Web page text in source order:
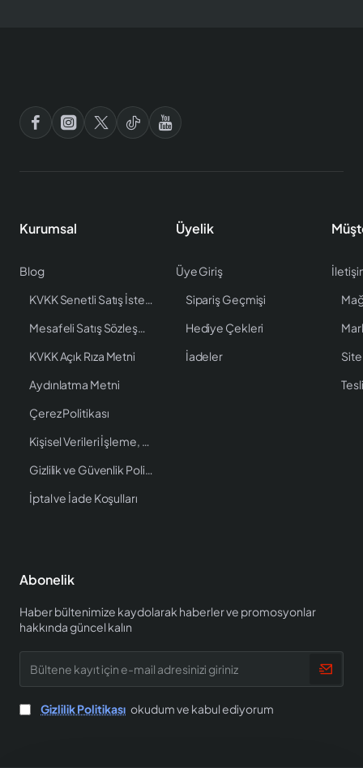
Kurumsal
Blog
KVKK Senetli Satış İstenen Bilgiler
Mesafeli Satış Sözleşmesi
KVKK Açık Rıza Metni
Aydınlatma Metni
Çerez Politikası
Kişisel Verileri İşleme, Saklama ve İmha Politikası
Gizlilik ve Güvenlik Politikası
İptal ve İade Koşulları
Üyelik
Üye Giriş
Sipariş Geçmişi
Hediye Çekleri
İadeler
Site
Abonelik
Haber bültenimize kaydolarak haberler ve promosyonlar
hakkında güncel kalın
kayıt
için
e-
mail
Gizlilik Politikası okudum ve kabul ediyorum